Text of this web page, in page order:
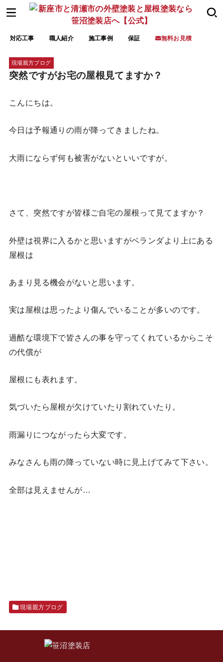
対応工事 職人紹介 施工事例 保証 無料お見積
現場親方ブログ
突然ですがお宅の屋根見てますか？
こんにちは。
今日は予報通りの雨が降ってきましたね。
大雨にならず何も被害がないといいですが。
さて、突然ですが皆様ご自宅の屋根って見てますか？
外壁は視界に入るかと思いますがベランダより上にある
屋根は
あまり見る機会がないと思います。
実は屋根は思ったより傷んでいることが多いのです。
過酷な環境下で皆さんの事を守ってくれているからこそ
の代償が
屋根にも表れます。
気づいたら屋根が欠けていたり割れていたり。
雨漏りにつながったら大変です。
みなさんも雨の降っていない時に見上げてみて下さい。
全部は見えませんが…
現場親方ブログ